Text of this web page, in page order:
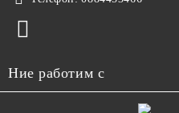
Ние работим с